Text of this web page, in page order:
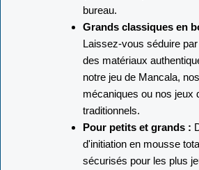
bureau.
Grands classiques en
Laissez-vous séduire
des matériaux
notre jeu de Mancala,
mécaniques ou nos jeux
traditionnels.
Pour petits et grands :
d'initiation en mousse
sécurisés pour les plus